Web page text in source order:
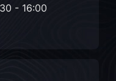
- 16:00